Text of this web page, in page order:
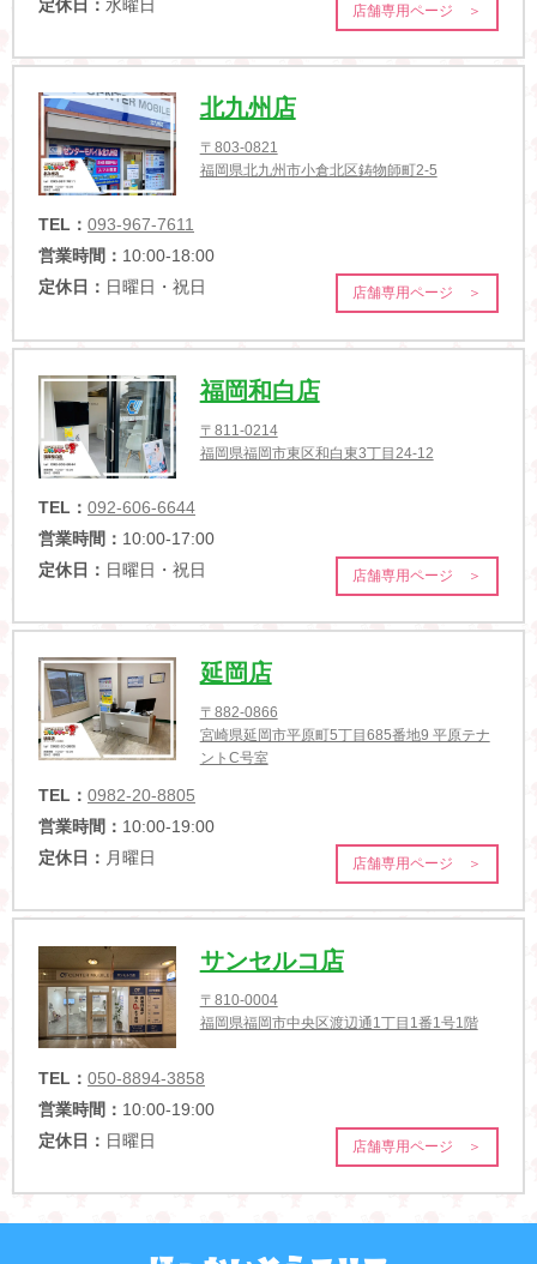
定休日： 水曜日 店舗専用ページ ＞
北九州店
〒803-0821
福岡県北九州市小倉北区鋳物師町2-5
TEL： 093-967-7611
営業時間： 10:00-18:00
定休日： 日曜日・祝日 店舗専用ページ ＞
福岡和白店
〒811-0214
福岡県福岡市東区和白東3丁目24-12
TEL： 092-606-6644
営業時間： 10:00-17:00
定休日： 日曜日・祝日 店舗専用ページ ＞
延岡店
〒882-0866
宮崎県延岡市平原町5丁目685番地9 平原テナ
ントC号室
TEL： 0982-20-8805
営業時間： 10:00-19:00
定休日： 月曜日 店舗専用ページ ＞
サンセルコ店
〒810-0004
福岡県福岡市中央区渡辺通1丁目1番1号1階
TEL： 050-8894-3858
営業時間： 10:00-19:00
定休日： 日曜日 店舗専用ページ ＞